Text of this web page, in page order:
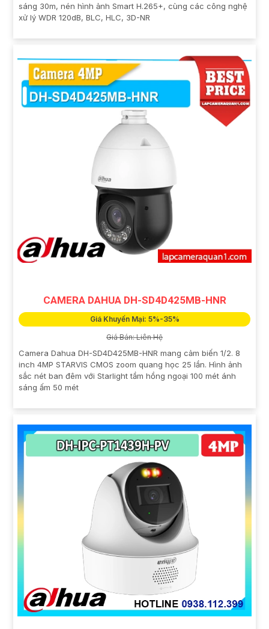
sáng 30m, nén hình ảnh Smart H.265+, cùng các công nghệ
xử lý WDR 120dB, BLC, HLC, 3D-NR
CAMERA DAHUA DH-SD4D425MB-HNR
Giá Khuyến Mại: 5%-35%
Giá Bán: Liên Hệ
Camera Dahua DH-SD4D425MB-HNR mang cảm biến 1/2. 8
inch 4MP STARVIS CMOS zoom quang học 25 lần. Hình ảnh
sắc nét ban đêm với Starlight tầm hồng ngoại 100 mét ánh
sáng ấm 50 mét